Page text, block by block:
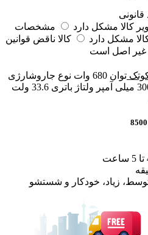
کالا مشکل دارد
مشخصات
مشکل دارد
کالا ناقض قوانین
غیر اصل است
توان 680 وات
نوع جاروشارژی
ولتاژ باتری 33.6 ولت
زیاد، خودکار و شستشو